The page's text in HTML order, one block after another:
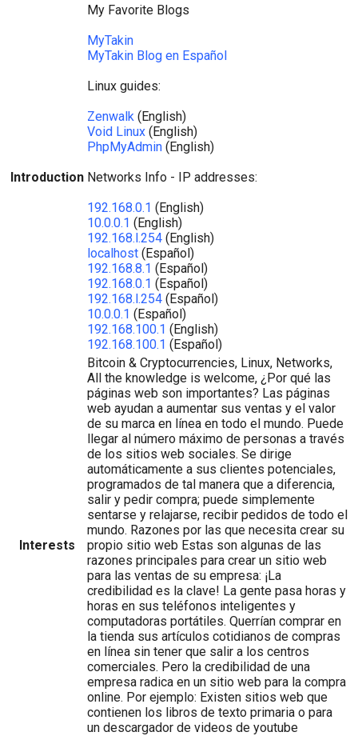
Introduction
My Favorite Blogs
MyTakin
MyTakin Blog en Español
Linux guides:
Zenwalk (English)
Void Linux (English)
PhpMyAdmin (English)
Networks Info - IP addresses:
192.168.0.1 (English)
10.0.0.1 (English)
192.168.l.254 (English)
localhost (Español)
192.168.8.1 (Español)
192.168.0.1 (Español)
192.168.l.254 (Español)
10.0.0.1 (Español)
192.168.100.1 (English)
192.168.100.1 (Español)
Interests
Bitcoin & Cryptocurrencies, Linux, Networks,
All the knowledge is welcome, ¿Por qué las
páginas web son importantes? Las páginas
web ayudan a aumentar sus ventas y el valor
de su marca en línea en todo el mundo. Puede
llegar al número máximo de personas a través
de los sitios web sociales. Se dirige
automáticamente a sus clientes potenciales,
programados de tal manera que a diferencia,
salir y pedir compra; puede simplemente
sentarse y relajarse, recibir pedidos de todo el
mundo. Razones por las que necesita crear su
propio sitio web Estas son algunas de las
razones principales para crear un sitio web
para las ventas de su empresa: ¡La
credibilidad es la clave! La gente pasa horas y
horas en sus teléfonos inteligentes y
computadoras portátiles. Querrían comprar en
la tienda sus artículos cotidianos de compras
en línea sin tener que salir a los centros
comerciales. Pero la credibilidad de una
empresa radica en un sitio web para la compra
online. Por ejemplo: Existen sitios web que
contienen los libros de texto primaria o para
un descargador de videos de youtube